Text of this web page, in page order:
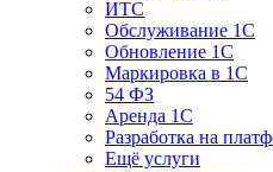
ИТС
Обслуживание 1С
Обновление 1С
Маркировка в 1С
54 ФЗ
Аренда 1С
Разработка на
Ещё услуги